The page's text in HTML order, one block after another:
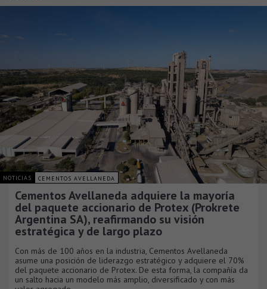
NOTICIAS CEMENTOS AVELLANEDA
Cementos Avellaneda adquiere la mayoría
del paquete accionario de Protex (Prokrete
Argentina SA), reafirmando su visión
estratégica y de largo plazo
Con más de 100 años en la industria, Cementos Avellaneda
asume una posición de liderazgo estratégico y adquiere el 70%
del paquete accionario de Protex. De esta forma, la compañía da
un salto hacia un modelo más amplio, diversificado y con más